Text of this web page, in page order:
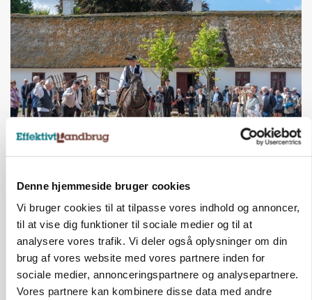
Denne hjemmeside bruger cookies
Vi bruger cookies til at tilpasse vores indhold og annoncer,
til at vise dig funktioner til sociale medier og til at
analysere vores trafik. Vi deler også oplysninger om din
brug af vores website med vores partnere inden for
sociale medier, annonceringspartnere og analysepartnere.
Vores partnere kan kombinere disse data med andre
Annonce
Loading...